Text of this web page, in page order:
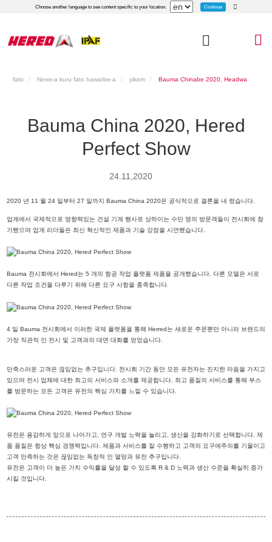
Choose another language to see content specific to your location. Continue
fato News-a kuru fato hawarbe-a yikǝm
Bauma China 2020, Hered
Perfect Show
24.11,2020
2020 년 11 월 24 일부터 27 일까지 Bauma China 2020은 공식적으로 결론을 내 렸습니다.
업계에서 국제적으로 영향력있는 건설 기계 행사로 상하이는 수만 명의 방문객들이 전시회에 참
가했으며 업계 리더들은 최신 혁신적인 제품과 기술 강점을 시연했습니다.
Bauma 전시회에서 Hered는 5 개의 항공 작업 플랫폼 제품을 공개했습니다. 다른 모델은 서로
다른 작업 조건을 다루기 위해 다른 요구 사항을 충족합니다.
4 일 Bauma 전시회에서 이러한 국제 플랫폼을 통해 Herred는 새로운 주문뿐만 아니라 브랜드의
가장 직관적 인 전시 및 고객과의 대면 대화를 얻었습니다.
만족스러운 고객은 끊임없는 추구입니다. 전시회 기간 동안 모든 유전자는 진지한 마음을 가지고
있으며 전시 업체에 대한 최고의 서비스와 소개를 제공합니다. 최고 품질의 서비스를 통해 부스
를 방문하는 모든 고객은 유전의 핵심 가치를 느낄 수 있습니다.
유전은 용감하게 앞으로 나아가고, 연구 개발 노력을 늘리고, 생산을 강화하기로 선택합니다. 제
품 품질은 항상 핵심 경쟁력입니다. 제품과 서비스를 잘 수행하고 고객의 요구에주의를 기울이고
고객 만족하는 것은 끊임없는 독창적 인 열망과 유전 추구입니다.
유전은 고객이 더 높은 가치 수익률을 달성 할 수 있도록 R & D 노력과 생산 수준을 확실히 증가
시킬 것입니다.